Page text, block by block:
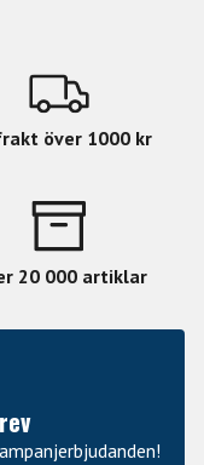
över 1000 kr
20 000 artiklar